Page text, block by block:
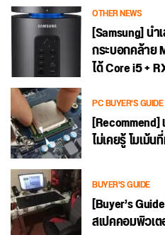
OTHER NEWS
[Samsung] น
กระบอกคล้าย
ได้ Core i5 +
PC BUYER'S GUIDE
ไม่เคยรู้ โมเม้
BUYER'S GUIDE
[Buyer’s
สเปคคอมพิวเ